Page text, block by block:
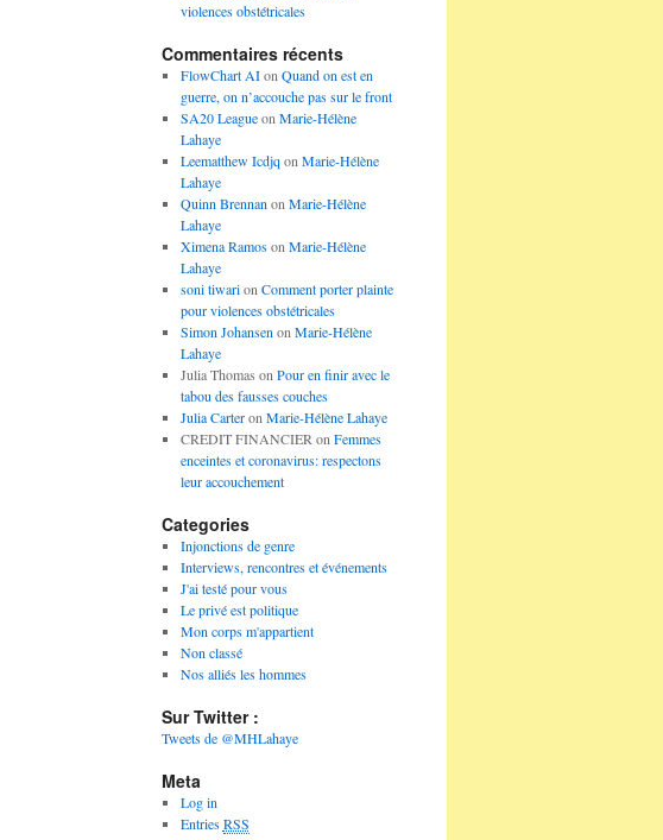
violences obstétricales
Commentaires récents
FlowChart AIon Quand on est en
guerre, on n’accouche pas sur le front
SA20 Leagueon Marie-Hélène
Lahaye
Leematthew Icdjq on Marie-Hélène
Lahaye
Quinn Brennan on Marie-Hélène
Lahaye
Ximena Ramoson Marie-Hélène
Lahaye
soni tiwarion Comment porter plainte
pour violences obstétricales
Simon Johansen on Marie-Hélène
Lahaye
Julia Thomas on Pour en finir avec le
tabou des fausses couches
Julia Carteron Marie-Hélène Lahaye
CREDIT FINANCIER on Femmes
enceintes et coronavirus: respectons
leur accouchement
Categories
Injonctions de genre
Interviews, rencontres et événements
J'ai testé pour vous
Le privé est politique
Mon corps m'appartient
Non classé
Nos alliés les hommes
Sur Twitter :
Tweets de @MHLahaye
Meta
Log in
EntriesRSS